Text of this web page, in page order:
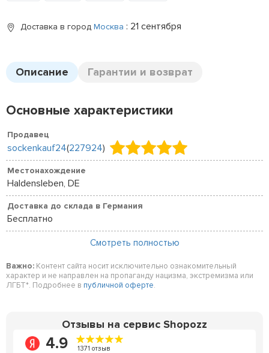
Доставка в город Москва : 21 сентября
Описание Гарантии и возврат
Основные характеристики
Продавец
sockenkauf24(227924)
Местонахождение
Haldensleben, DE
Доставка до склада в Германия
Бесплатно
Смотреть полностью
Важно: Контент сайта носит исключительно ознакомительный
характер и не направлен на пропаганду нацизма, экстремизма или
ЛГБТ*. Подробнее в публичной оферте.
Отзывы на сервис Shopozz
4.9 1371 отзыв